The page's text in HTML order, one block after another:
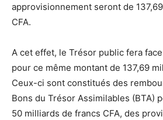
approvisionnement seront de
CFA.
A cet effet, le Trésor public fera
pour ce même montant de 137,69
Ceux-ci sont constitués des
Bons du Trésor Assimilables (BTA)
50 milliards de francs CFA, des